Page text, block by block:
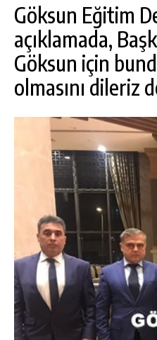
Göksun Eğitim
açıklamada,
Göksun için
olmasını dileriz